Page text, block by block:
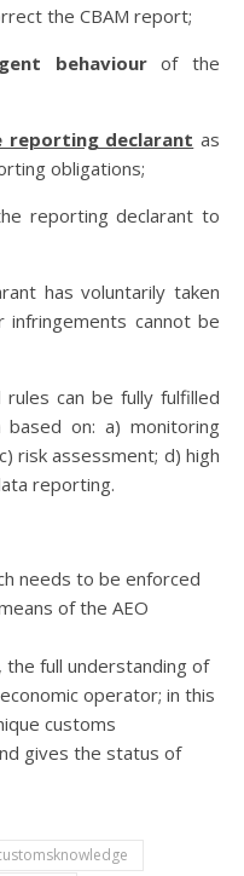
the CBAM report;
behaviourof the
declarant as
obligations;
reporting declarant to
has voluntarily taken
cannot be
can be fully fulfilled
on: a) monitoring
risk assessment; d) high
reporting.
needs to be enforced
of the AEO
the full understanding of
operator; in this
customs
gives the status of